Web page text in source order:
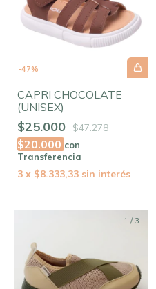
-47%
CAPRI CHOCOLATE
(UNISEX)
$25.000 $47.278
$20.000 con
Transferencia
3 x $8.333,33 sin interés
1 /3